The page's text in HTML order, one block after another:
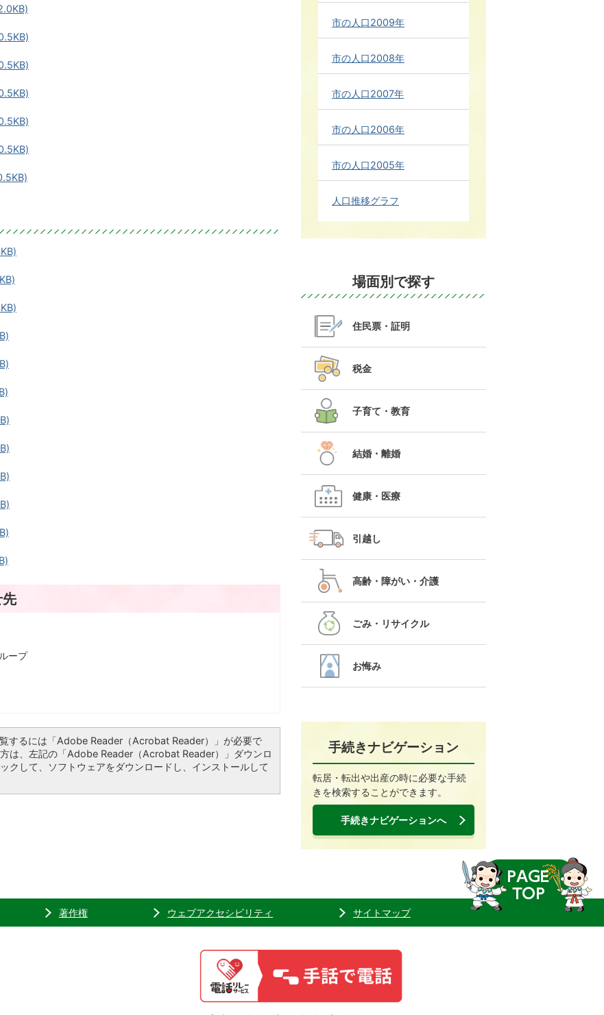
ープ
するには「Adobe Reader（Acrobat Reader）」が必要で
は、左記の「Adobe Reader（Acrobat Reader）」ダウンロ
クして、ソフトウェアをダウンロードし、インストールして
市の人口2009年
市の人口2008年
市の人口2007年
市の人口2006年
市の人口2005年
人口推移グラフ
場面別で探す
住民票・証明
税金
子育て・教育
結婚・離婚
健康・医療
引越し
高齢・障がい・介護
ごみ・リサイクル
お悔み
手続きナビゲーション
転居・転出や出産の時に必要な手続
きを検索することができます。
手続きナビゲーションへ
著作権 ウェブアクセシビリティ サイトマップ